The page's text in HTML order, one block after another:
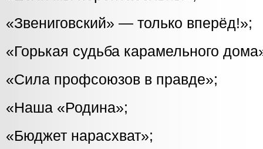
«Звениговский» — только вперёд!»;
«Горькая судьба карамельного
«Сила профсоюзов в правде»;
«Наша «Родина»;
«Бюджет нарасхват»;